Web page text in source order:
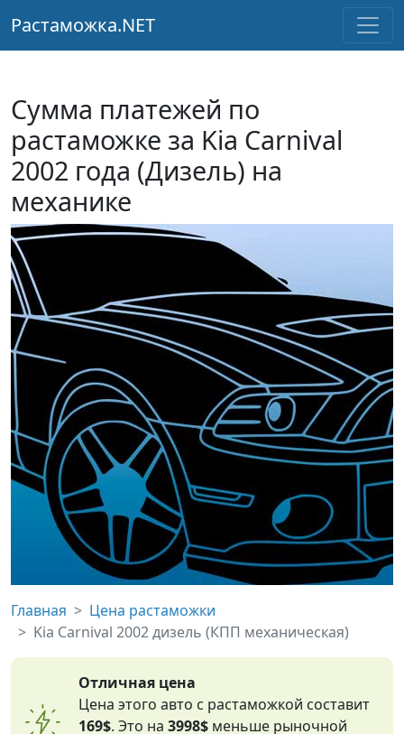
Растаможка.NET
Сумма платежей по
растаможке за Kia Carnival
2002 года (Дизель) на
механике
Главная
Цена растаможки
Kia Carnival 2002 дизель (КПП механическая)
Отличная цена
Цена этого авто с растаможкой составит
169$. Это на3998$ меньше рыночной